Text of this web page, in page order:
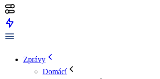
Zprávy
Domácí